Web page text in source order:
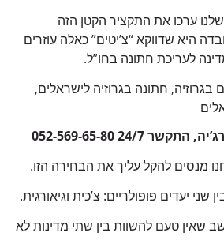
ערכו את התקציר הקטן הזה
היא שדווקא “צ’יטים” כאלה עוזרים
לעריכת חתונה בחו”ל.
חתונה בגרוזיה לישראלים,
7 052-569-65-80
מנסים להקל עליך את הבחירה הזו.
יעדים פופולריים: צ’כית וגיאורגית.
טעם להשוות בין שתי מדינות לא